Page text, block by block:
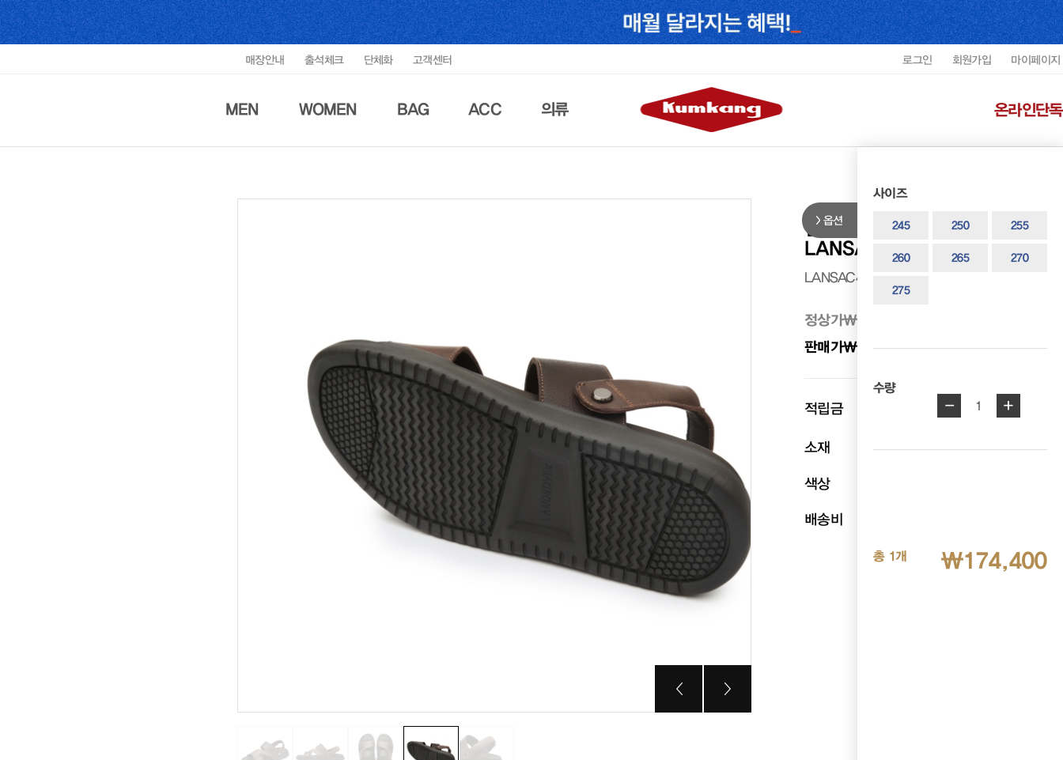
매장안내 출석체크 단체화 고객센터 로그인 회원가입 마이페이지
MEN WOMEN BAG ACC 의류 온라인단독
옵션
사이즈
245 250 255
260 265 270
275
수량
- 1 +
총 1개 ₩174,400
랜드로바 남성 캐주얼 2WAY 샌들
LANSAC4116MF3
LANSAC4116MF3
정상가₩ 218,000
판매가₩ 174,400 20%
적립금 8,720
소재 천연소가죽
색상
배송비